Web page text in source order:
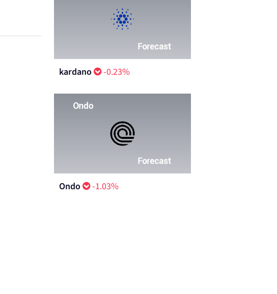
kardano -0.23%
Ondo -1.03%